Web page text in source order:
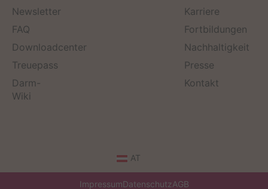
Newsletter
FAQ
Downloadcenter
Treuepass
Darm-
Wiki
Karriere
Fortbildungen
Nachhaltigkeit
Presse
Kontakt
AT
ImpressumDatenschutzAGB